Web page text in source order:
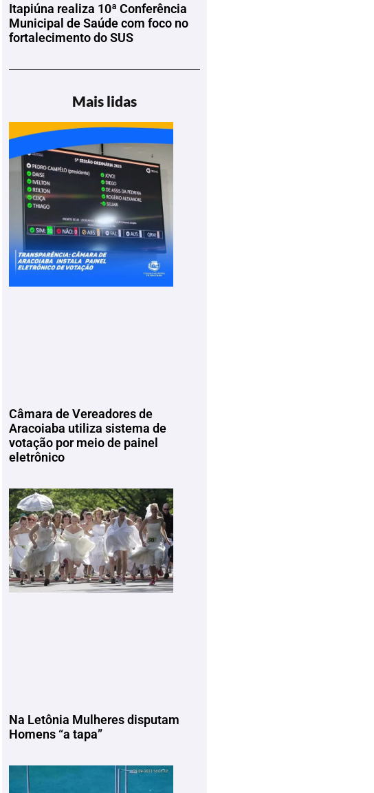
Itapiúna realiza 10ª Conferência
Municipal de Saúde com foco no
fortalecimento do SUS
Mais lidas
Câmara de Vereadores de
Aracoiaba utiliza sistema de
votação por meio de painel
eletrônico
Na Letônia Mulheres disputam
Homens “a tapa”